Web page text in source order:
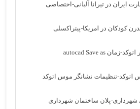
ایران در تیرانا آلبانی-اختصاصی
کودکان در امریکا-پیتراکسلی
اتوکد-تنظیمات نشانگر موس اتوکد
شهرداری-پلان ساختمان شهرداری